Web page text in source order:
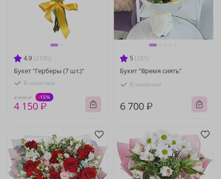
4.9 (2106)
Букет "Герберы (7 шт.)"
В наличии
4 880 ₽ -15%
4 150 ₽
5 (281)
Букет "Время сиять"
В наличии
6 700 ₽